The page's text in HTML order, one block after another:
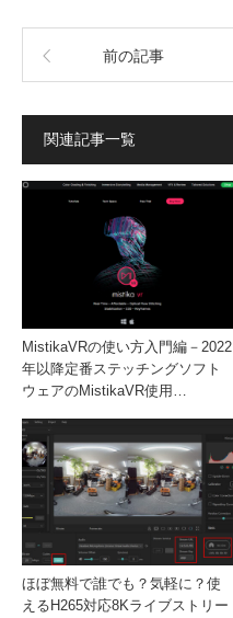
前の記事
関連記事一覧
MistikaVRの使い方入門編－2022
年以降定番ステッチングソフト
ウェアのMistikaVR使用…
ほぼ無料で誰でも？気軽に？使
えるH265対応8Kライブストリー